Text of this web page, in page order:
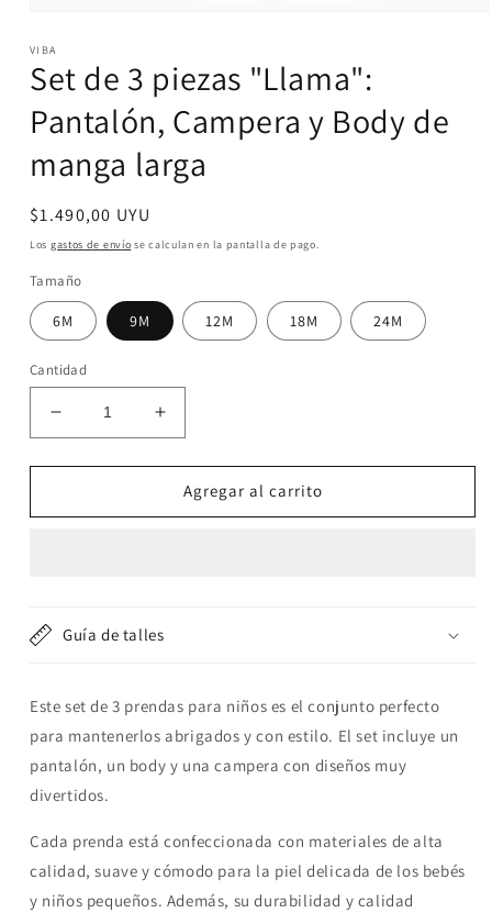
multimedia
1
en
ventana
modal
VIBA
Set de 3 piezas "Llama":
Pantalón, Campera y Body de
manga larga
Precio
habitual
$1.490,00 UYU
Los gastos de envío se calculan en la pantalla de pago.
Tamaño
6M 9M 12M 18M 24M
Cantidad
Reducir
cantidad
para
de
Campera
de
larga
Aumentar
cantidad
para
Set
de
Campera
de
manga
larga
Agregar al carrito
Guía de talles
Este set de 3 prendas para niños es el conjunto perfecto
para mantenerlos abrigados y con estilo. El set incluye un
pantalón, un body y una campera con diseños muy
divertidos.
Cada prenda está confeccionada con materiales de alta
calidad, suave y cómodo para la piel delicada de los bebés
y niños pequeños. Además, su durabilidad y calidad